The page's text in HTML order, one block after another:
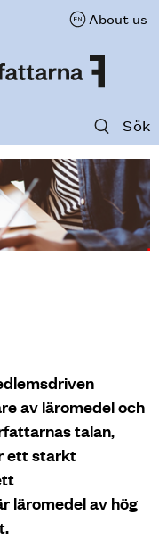
About us
Sök
av läromedel och
talan,
ett starkt
läromedel av hög